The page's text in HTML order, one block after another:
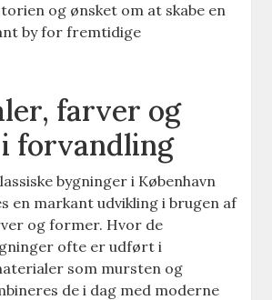
og ønsket om at skabe en
by for fremtidige
farver og
forvandling
bygninger i København
en markant udvikling i brugen af
og former. Hvor de
ofte er udført i
som mursten og
de i dag med moderne